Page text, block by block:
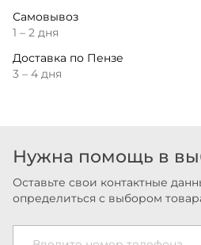
Самовывоз
1 – 2 дня
Доставка по Пензе
3 – 4 дня
Нужна помощь в
Оставьте свои контактные
определиться с выбором